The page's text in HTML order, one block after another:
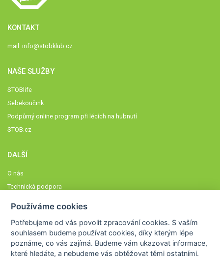
KONTAKT
mail: info@stobklub.cz
NAŠE SLUŽBY
STOBlife
Sebekoučink
Podpůrný online program při lécích na hubnutí
STOB.cz
DALŠÍ
O nás
Technická podpora
Členové STOBklubu
Zásady nakládání s osobními údaji
Otestujte se
Používáme cookies
Potřebujeme od vás povolit zpracování cookies. S vaším
souhlasem budeme používat cookies, díky kterým lépe
poznáme,co vás zajímá. Budeme vám ukazovat informace,
které hledáte, a nebudeme vás obtěžovat těmi ostatními.